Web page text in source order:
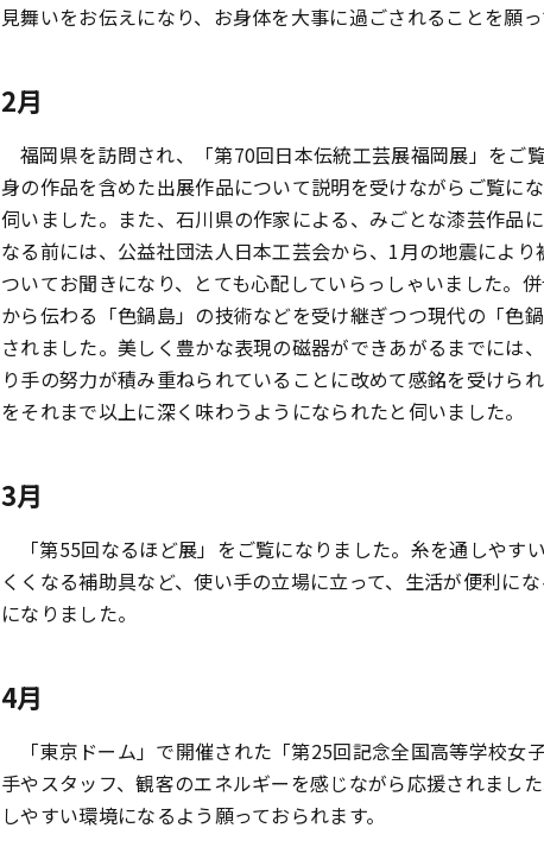
見舞いをお伝えになり、お身体を大事に過ごされることを願っ
2月
福岡県を訪問され、「第70回日本伝統工芸展福岡展」をご
身の作品を含めた出展作品について説明を受けながらご覧に
伺いました。また、石川県の作家による、みごとな漆芸作品
なる前には、公益社団法人日本工芸会から、1月の地震によ
ついてお聞きになり、とても心配していらっしゃいました。
から伝わる「色鍋島」の技術などを受け継ぎつつ現代の「色
されました。美しく豊かな表現の磁器ができあがるまでには
り手の努力が積み重ねられていることに改めて感銘を受けら
をそれまで以上に深く味わうようになられたと伺いました。
3月
「第55回なるほど展」をご覧になりました。糸を通しや
くくなる補助具など、使い手の立場に立って、生活が便利に
になりました。
4月
「東京ドーム」で開催された「第25回記念全国高等学校
手やスタッフ、観客のエネルギーを感じながら応援されまし
しやすい環境になるよう願っておられます。